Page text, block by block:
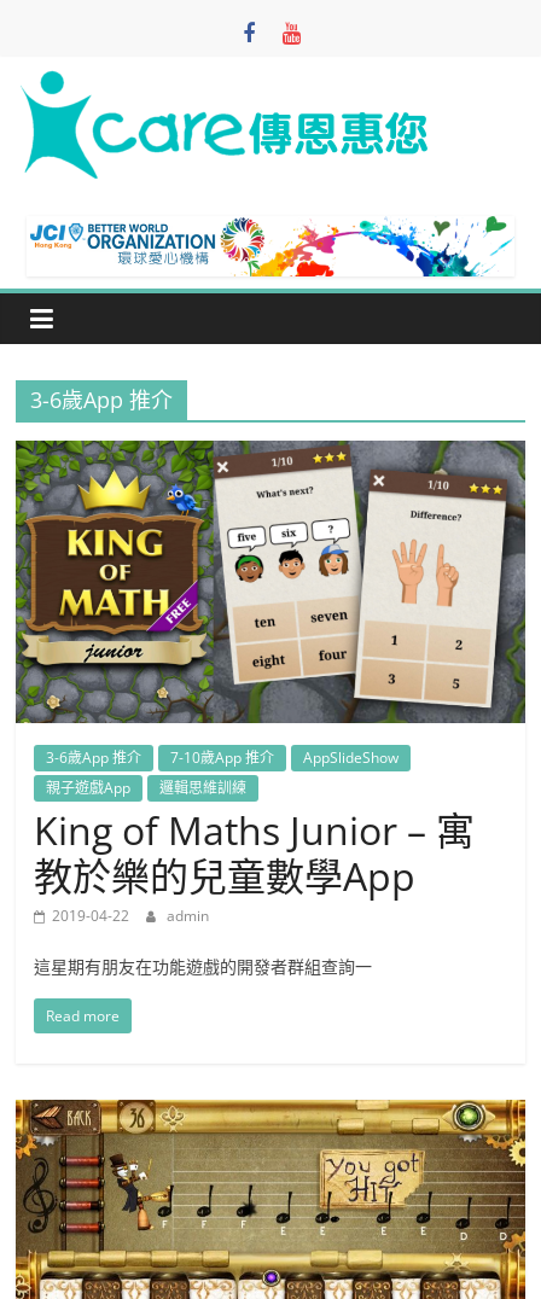
content
iCare
Foundation
教
於
3-6歲App 推介
3-6歲App 推介 7-10歲App 推介
AppSlideShow
親子遊戲App
邏輯思維訓練
King of Maths Junior – 寓
教於樂的兒童數學App
2019-04-22 admin
這星期有朋友在功能遊戲的開發者群組查詢一
Read more